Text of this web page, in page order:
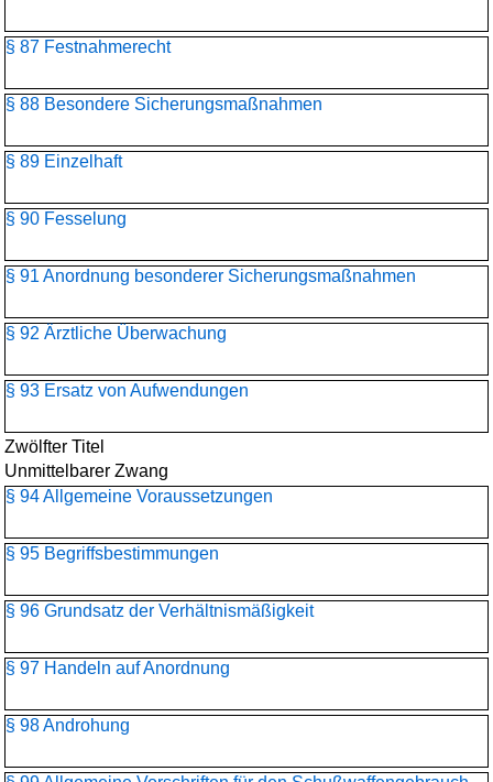
§ 87 Festnahmerecht
§ 88 Besondere Sicherungsmaßnahmen
§ 89 Einzelhaft
§ 90 Fesselung
§ 91 Anordnung besonderer Sicherungsmaßnahmen
§ 92 Ärztliche Überwachung
§ 93 Ersatz von Aufwendungen
Zwölfter Titel
Unmittelbarer Zwang
§ 94 Allgemeine Voraussetzungen
§ 95 Begriffsbestimmungen
§ 96 Grundsatz der Verhältnismäßigkeit
§ 97 Handeln auf Anordnung
§ 98 Androhung